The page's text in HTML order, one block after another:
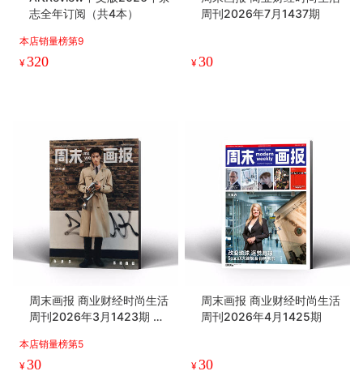
志全年订阅（共4本）
本店销量榜第9
¥320
周刊2026年7月1437期
¥30
周末画报 商业财经时尚生活
周刊2026年3月1423期 张
本店销量榜第5
¥30
周末画报 商业财经时尚生活
周刊2026年4月1425期
¥30